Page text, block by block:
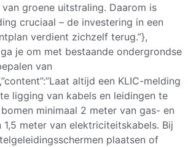
groene uitstraling. Daarom is
cruciaal – de investering in een
verdient zichzelf terug.”},
ga je om met bestaande ondergrondse
van
altijd een KLIC-melding
ligging van kabels en leidingen te
minimaal 2 meter van gas- en
meter van elektriciteitskabels. Bij
plaatsen of